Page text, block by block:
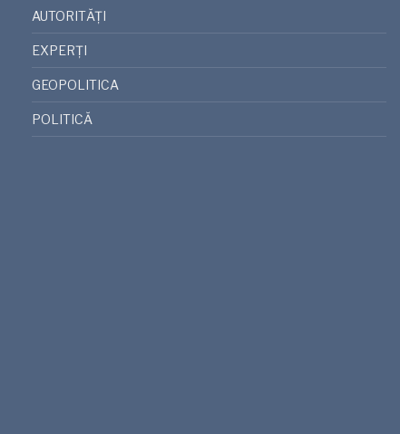
AUTORITĂȚI
EXPERȚI
GEOPOLITICA
POLITICĂ